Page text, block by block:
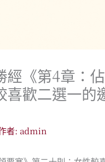
經《第4章：
歡二選一的
者: admin